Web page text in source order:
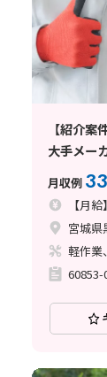
【紹介
大手メー
月収例
【月
宮城県
60853-